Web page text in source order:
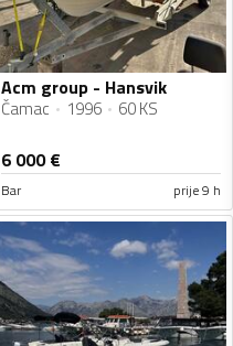
Acm group - Hansvik
Čamac 1996 60 KS
6 000€
Bar prije 9 h